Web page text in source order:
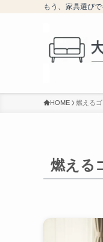
もう、家具選び
HOME 燃えるゴ
燃える